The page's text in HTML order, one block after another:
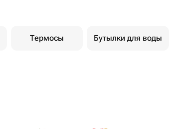
Термосы Бутылки для воды